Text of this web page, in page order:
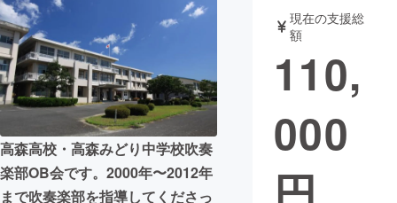
音楽
テクノロジー・ガジェット ゲーム・サ
映像・映画
ビジネス・起業
高森高校・高森みどり中学校吹奏
楽部OB会です。2000年〜2012年
まで吹奏楽部を指導してくださっ
現在の支援総
額
110,
000